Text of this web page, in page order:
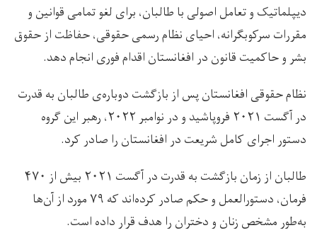
دیپلماتیک و تعامل اصولی با طالبان، برای لغو تمامی قوانین و
مقررات سرکوبگرانه، احیای نظام رسمی حقوقی، حفاظت از حقوق
بشر و حاکمیت قانون در افغانستان اقدام فوری انجام دهد.
نظام حقوقی افغانستان پس از بازگشت دوباره‌ی طالبان به قدرت
در آگست ۲۰۲۱ فروپاشید و در نوامبر ۲۰۲۲، رهبر این گروه
دستور اجرای کامل شریعت در افغانستان را صادر کرد.
طالبان از زمان بازگشت به قدرت در آگست ۲۰۲۱ بیش از ۴۷۰
فرمان، دستورالعمل و حکم صادر کرده‌اند که ۷۹ مورد از آن‌ها
به‌طور مشخص زنان و دختران را هدف قرار داده است.